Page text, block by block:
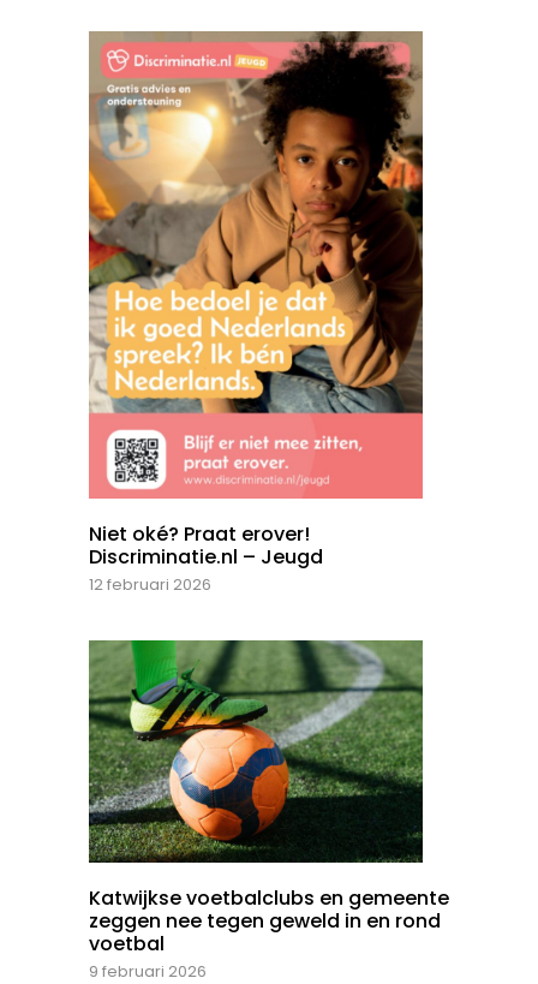
Niet oké? Praat erover!
Discriminatie.nl – Jeugd
12 februari 2026
Katwijkse voetbalclubs en gemeente
zeggen nee tegen geweld in en rond
voetbal
9 februari 2026